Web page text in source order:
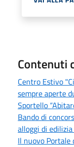
Contenuti
Centro Estivo
sempre aperte
Sportello
Bando di
alloggi di
Il nuovo